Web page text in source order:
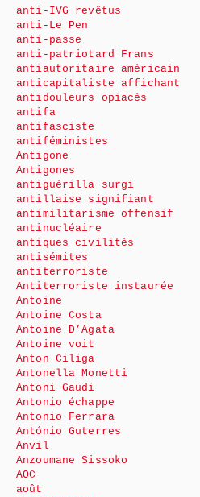
anti-IVG revêtus
anti-Le Pen
anti-passe
anti-patriotard Frans
antiautoritaire américain
anticapitaliste affichant
antidouleurs opiacés
antifa
antifasciste
antiféministes
Antigone
Antigones
antiguérilla surgi
antillaise signifiant
antimilitarisme offensif
antinucléaire
antiques civilités
antisémites
antiterroriste
Antiterroriste instaurée
Antoine
Antoine Costa
Antoine D’Agata
Antoine voit
Anton Ciliga
Antonella Monetti
Antoni Gaudi
Antonio échappe
Antonio Ferrara
António Guterres
Anvil
Anzoumane Sissoko
AOC
août